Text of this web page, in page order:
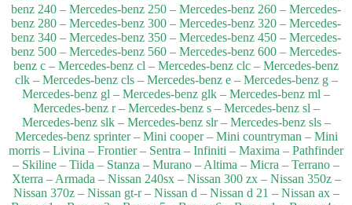
benz 240 – Mercedes-benz 250 – Mercedes-benz 260 – Mercedes-
benz 280 – Mercedes-benz 300 – Mercedes-benz 320 – Mercedes-
benz 340 – Mercedes-benz 350 – Mercedes-benz 450 – Mercedes-
benz 500 – Mercedes-benz 560 – Mercedes-benz 600 – Mercedes-
benz c – Mercedes-benz cl – Mercedes-benz clc – Mercedes-benz
clk – Mercedes-benz cls – Mercedes-benz e – Mercedes-benz g –
Mercedes-benz gl – Mercedes-benz glk – Mercedes-benz ml –
Mercedes-benz r – Mercedes-benz s – Mercedes-benz sl –
Mercedes-benz slk – Mercedes-benz slr – Mercedes-benz sls –
Mercedes-benz sprinter – Mini cooper – Mini countryman – Mini
morris – Livina – Frontier – Sentra – Infiniti – Maxima – Pathfinder
– Skiline – Tiida – Stanza – Murano – Altima – Micra – Terrano –
Xterra – Armada – Nissan 240sx – Nissan 300 zx – Nissan 350z –
Nissan 370z – Nissan gt-r – Nissan d – Nissan d 21 – Nissan ax –